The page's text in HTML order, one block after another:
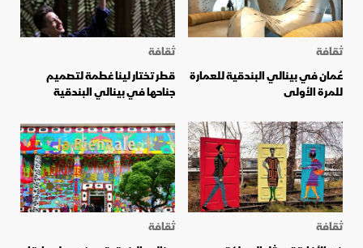
ثقافة
عُمان في بينالي البندقية للعمارة
للمرة الأولى
ثقافة
قطر تختار لينا غطمة لتصميم
جناحها في بينالي البندقية
ثقافة
ثقافة